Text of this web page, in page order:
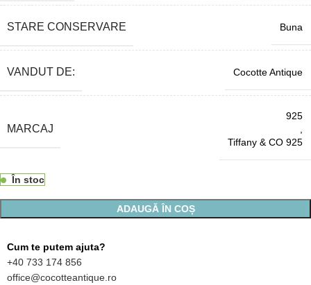
STARE CONSERVARE Buna
VANDUT DE: Cocotte Antique
MARCAJ
925
Tiffany & CO 925
În stoc
ADAUGĂ ÎN COȘ
Cum te putem ajuta?
+40 733 174 856
office@cocotteantique.ro